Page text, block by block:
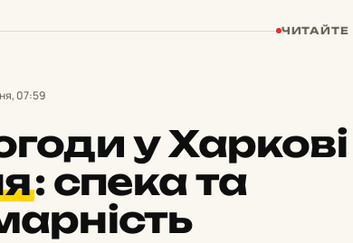
ЧИТАЙТЕ
07:59
у Харкові
: спека та